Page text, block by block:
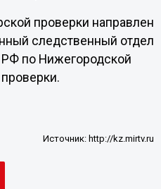
проверки направлен
следственный отдел
РФ по Нижегородской
Источник: http://kz.mirtv.ru